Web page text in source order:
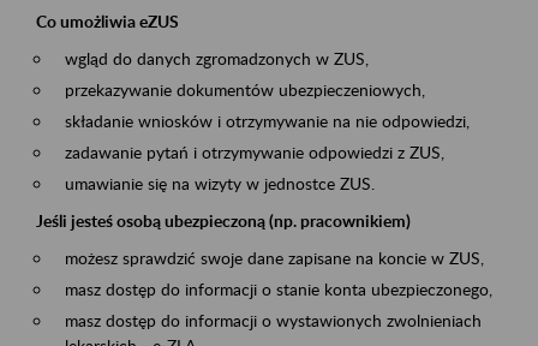
Co umożliwia eZUS
wgląd do danych zgromadzonych w ZUS,
przekazywanie dokumentów ubezpieczeniowych,
składanie wniosków i otrzymywanie na nie odpowiedzi,
zadawanie pytań i otrzymywanie odpowiedzi z ZUS,
umawianie się na wizyty w jednostce ZUS.
Jeśli jesteś osobą ubezpieczoną (np. pracownikiem)
możesz sprawdzić swoje dane zapisane na koncie w ZUS,
masz dostęp do informacji o stanie konta ubezpieczonego,
masz dostęp do informacji o wystawionych zwolnieniach